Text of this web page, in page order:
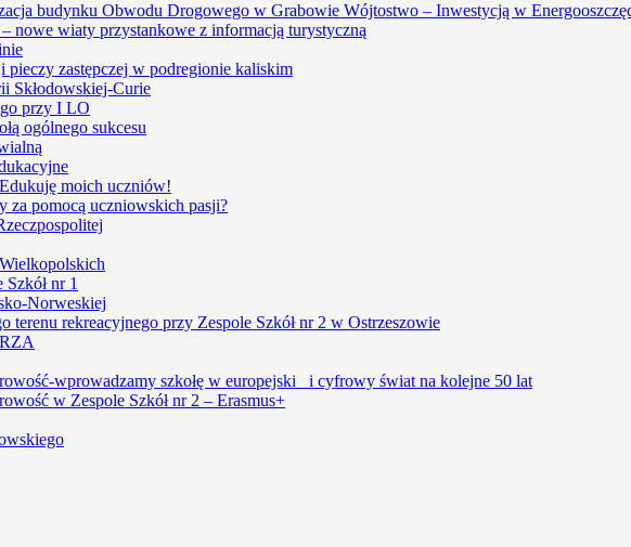
budynku Obwodu Drogowego w Grabowie Wójtostwo – Inwestycją w
nowe wiaty przystankowe z informacją turystyczną
pieczy zastępczej w podregionie kaliskim
Skłodowskiej-Curie
przy I LO
ogólnego sukcesu
moich uczniów!
za pomocą uczniowskich pasji?
nr 1
Norweskiej
terenu rekreacyjnego przy Zespole Szkół nr 2 w Ostrzeszowie
wprowadzamy szkołę w europejski i cyfrowy świat na kolejne 50 lat
w Zespole Szkół nr 2 – Erasmus+